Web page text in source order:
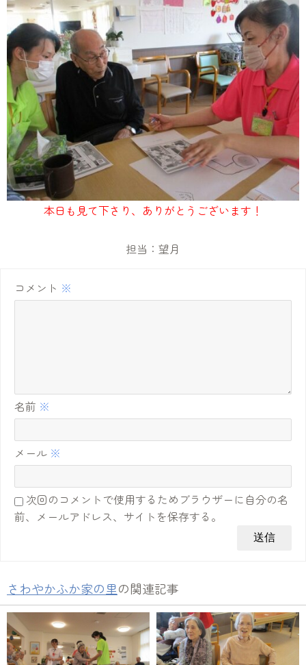
本日も見て下さり、ありがとうございます！
担当：望月
コメント ※
名前 ※
メール ※
次回のコメントで使用するためブラウザーに自分の名
前、メールアドレス、サイトを保存する。
さわやかふか家の里の関連記事